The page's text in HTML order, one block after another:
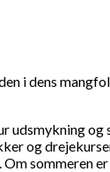
i dens
udsmykning
og
sommeren